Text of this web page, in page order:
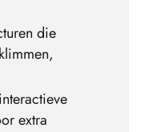
die
extra